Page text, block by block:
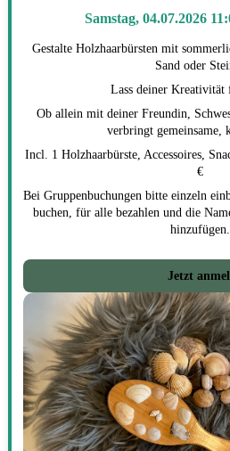
Samstag, 04.07.2026
Gestalte Holzhaarbürsten mit
Sand oder
Lass deiner Kreativität
Ob allein mit deiner Freundin,
verbringt gemeinsame,
Incl. 1 Holzhaarbürste, Accessoires,
€
Bei Gruppenbuchungen bitte einzeln
buchen, für alle bezahlen und die
hinzufügen.
Jetzt